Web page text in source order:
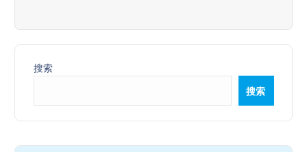
搜索
搜索